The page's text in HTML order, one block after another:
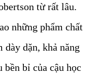
từ rất lâu.
những phẩm chất
dặn, khả năng
bỉ của cậu học